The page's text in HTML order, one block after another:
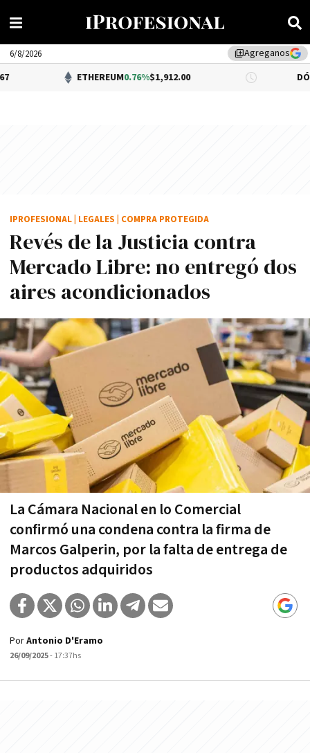
library_addAgreganos
6/8/2026
ETHEREUM0.76%$1,912.00 DÓLAR BNA
Revés de la Justicia contra
Mercado Libre: no entregó dos
aires acondicionados
La Cámara Nacional en lo Comercial
confirmó una condena contra la firma de
Marcos Galperin, por la falta de entrega de
productos adquiridos
IPROFESIONAL LEGALES COMPRA PROTEGIDA
PorAntonio D'Eramo
26/09/2025- 17:37hs